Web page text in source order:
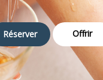
Réserver Offrir